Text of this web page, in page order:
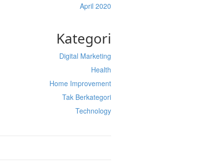
April 2020
Kategori
Digital Marketing
Health
Home Improvement
Tak Berkategori
Technology